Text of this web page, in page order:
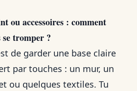
ou accessoires : comment
tromper ?
de garder une base claire
par touches : un mur, un
ou quelques textiles. Tu